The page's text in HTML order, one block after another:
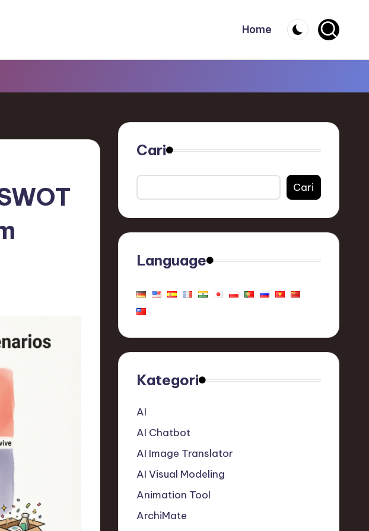
Home
Cari
Cari
Language
Kategori
AI
AI Chatbot
AI Image Translator
AI Visual Modeling
Animation Tool
ArchiMate